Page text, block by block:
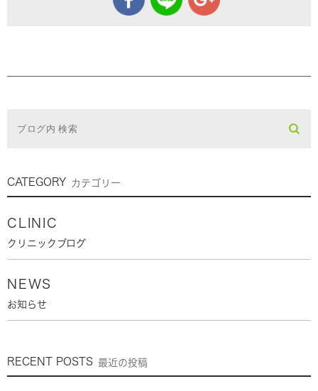
CATEGORY カテゴリー
CLINIC
クリニックブログ
NEWS
お知らせ
RECENT POSTS 最近の投稿